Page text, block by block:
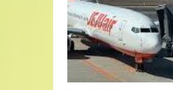
Dieci le borse di
Le domande di
Per richiedere